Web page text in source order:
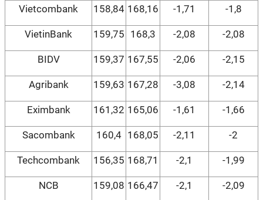
Vietcombank 158,84 168,16 -1,71 -1,8
VietinBank 159,75 168,3 -2,08 -2,08
BIDV 159,37 167,55 -2,06 -2,15
Agribank 159,63 167,28 -3,08 -2,14
Eximbank 161,32 165,06 -1,61 -1,66
Sacombank 160,4 168,05 -2,11 -2
Techcombank 156,35 168,71 -2,1 -1,99
NCB 159,08 166,47 -2,1 -2,09